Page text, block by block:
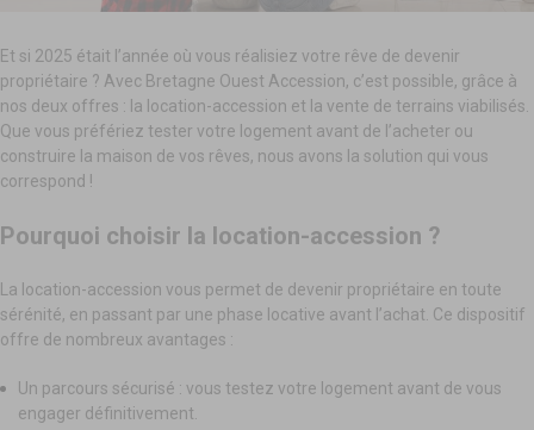
Et si 2025 était l’année où vous réalisiez votre rêve de devenir
propriétaire ? Avec Bretagne Ouest Accession, c’est possible, grâce à
nos deux offres : la location-accession et la vente de terrains viabilisés.
Que vous préfériez tester votre logement avant de l’acheter ou
construire la maison de vos rêves, nous avons la solution qui vous
correspond !
Pourquoi choisir la location-accession ?
La location-accession vous permet de devenir propriétaire en toute
sérénité, en passant par une phase locative avant l’achat. Ce dispositif
offre de nombreux avantages :
Un parcours sécurisé : vous testez votre logement avant de vous
engager définitivement.